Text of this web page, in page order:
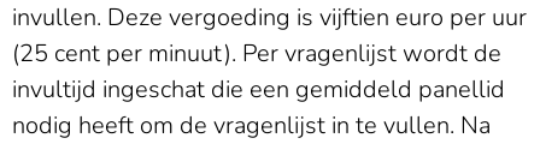
invullen. Deze vergoeding is vijftien euro per uur
(25 cent per minuut). Per vragenlijst wordt de
invultijd ingeschat die een gemiddeld panellid
nodig heeft om de vragenlijst in te vullen. Na